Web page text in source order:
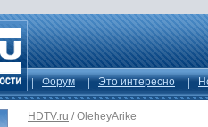
Форум Это интересно
HDTV.ru / OleheyArike